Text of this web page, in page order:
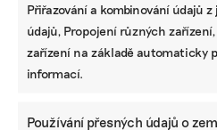
Přiřazování a kombinování údajů z
údajů, Propojení různých
zařízení na základě automaticky
informací.
Používání přesných údajů o